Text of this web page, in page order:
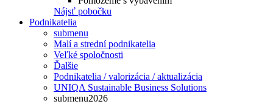
Nájsť pobočku
Podnikatelia
submenu
Malí a strední podnikatelia
Veľké spoločnosti
Ďalšie
Podnikatelia / valorizácia / aktualizácia
UNIQA Sustainable Business Solutions
submenu2026